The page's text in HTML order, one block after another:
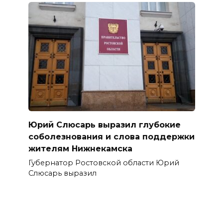
Юрий Слюсарь выразил глубокие
соболезнования и слова поддержки
жителям Нижнекамска
Губернатор Ростовской области Юрий
Слюсарь выразил